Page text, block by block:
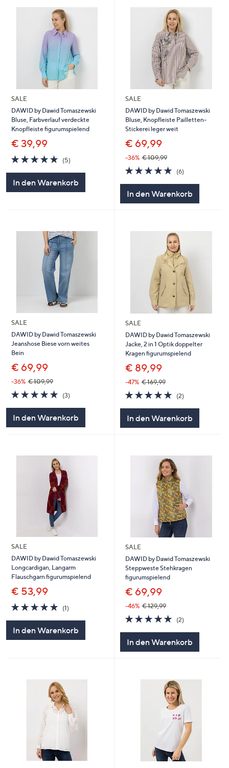
SALE
DAWID by Dawid Tomaszewski
Bluse, Farbverlauf verdeckte
Knopfleiste figurumspielend
€ 39,99
5.0
von
5
(5)
In den Warenkorb
SALE
DAWID by Dawid Tomaszewski
Bluse, Knopfleiste Pailletten-
Stickerei leger weit
€ 69,99
-36% € 109,99
5.0
von
(6)6
In den Warenkorb
SALE
DAWID by Dawid Tomaszewski
Jeanshose Biese vorn weites
Bein
€ 69,99
-36% € 109,99
5.0
von
5
(3)
In den Warenkorb
SALE
DAWID by Dawid Tomaszewski
Jacke, 2 in 1 Optik doppelter
Kragen figurumspielend
€ 89,99
-47% € 169,99
5.0
von
5
(2)
In den Warenkorb
SALE
DAWID by Dawid Tomaszewski
Longcardigan, Langarm
Flauschgarn figurumspielend
€ 53,99
5.0
von
5
(1)
In den Warenkorb
SALE
DAWID by Dawid Tomaszewski
Steppweste Stehkragen
figurumspielend
€ 69,99
-46% € 129,99
5.0
von
5
(2)
In den Warenkorb